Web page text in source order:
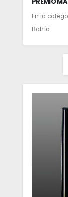
En la
Bahía